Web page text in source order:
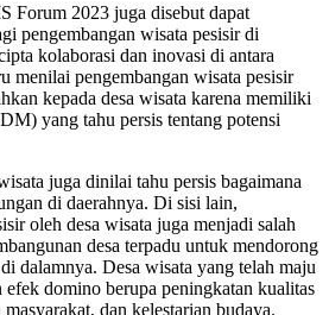
Forum 2023 juga disebut dapat
pengembangan wisata pesisir di
kolaborasi dan inovasi di antara
menilai pengembangan wisata pesisir
kepada desa wisata karena memiliki
yang tahu persis tentang potensi
juga dinilai tahu persis bagaimana
di daerahnya. Di sisi lain,
oleh desa wisata juga menjadi salah
desa terpadu untuk mendorong
dalamnya. Desa wisata yang telah maju
domino berupa peningkatan kualitas
dan kelestarian budaya.